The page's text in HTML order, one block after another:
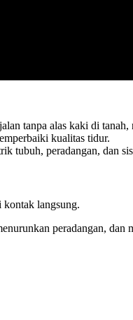
tanpa alas kaki di
kualitas tidur.
tubuh, peradangan, dan
kontak langsung.
peradangan, dan